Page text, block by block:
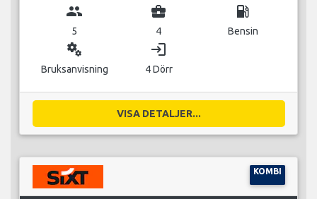
group
5
business_center
4
local_gas_station
Bensin
miscellaneous_services
Bruksanvisning
login
4 Dörr
VISA DETALJER...
KOMBI